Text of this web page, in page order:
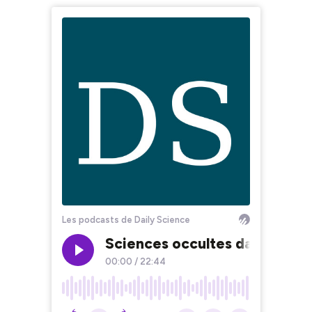
Les podcasts de Daily Science
Sciences occultes dans le
00:00 / 22:44